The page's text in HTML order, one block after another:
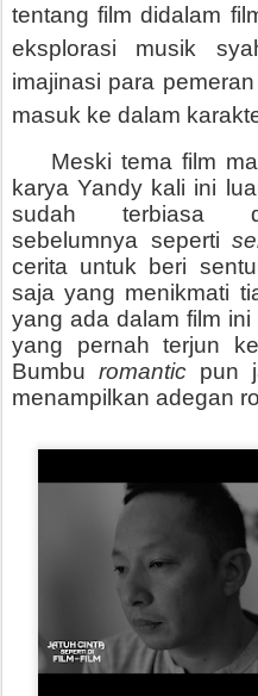
tentang film didalam
eksplorasi musik
imajinasi para
masuk ke dalam
Meski tema film
karya Yandy kali ini
sudah terbiasa
sebelumnya seperti
cerita untuk beri
saja yang menikmati
yang ada dalam film
yang pernah terjun
Bumbu romantic pun
menampilkan adegan